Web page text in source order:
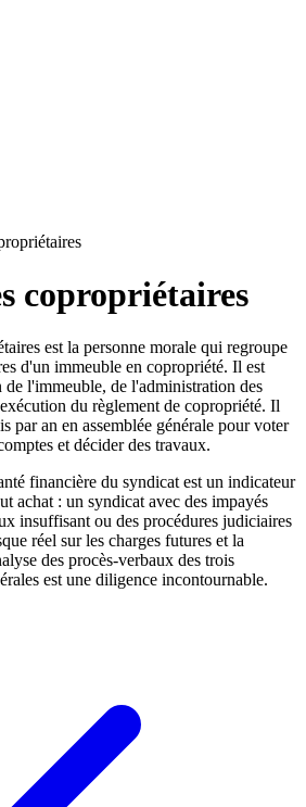
copropriétaires
est la personne morale qui regroupe
d'un immeuble en copropriété. Il est
de l'immeuble, de l'administration des
du règlement de copropriété. Il
par an en assemblée générale pour voter
et décider des travaux.
financière du syndicat est un indicateur
achat : un syndicat avec des impayés
insuffisant ou des procédures judiciaires
réel sur les charges futures et la
des procès-verbaux des trois
est une diligence incontournable.